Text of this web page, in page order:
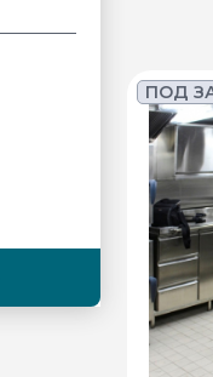
ПОД